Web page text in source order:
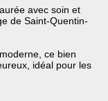
avec soin et
de Saint-Quentin-
ce bien
idéal pour les